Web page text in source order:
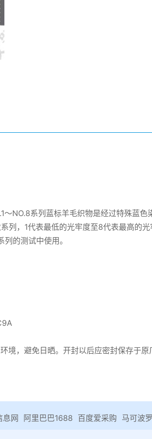
NO.8系列蓝标羊毛织物是经过特殊蓝
列，1代表最低的光牢度至8代表最高的
的测试中使用。
境，避免日晒。开封以后应密封保存于原
息网 阿里巴巴1688 百度爱采购 马可波